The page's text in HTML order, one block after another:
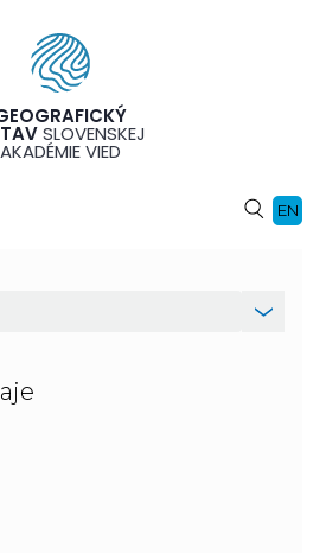
SLOVENSKEJ
AKADÉMIE VIED
EN